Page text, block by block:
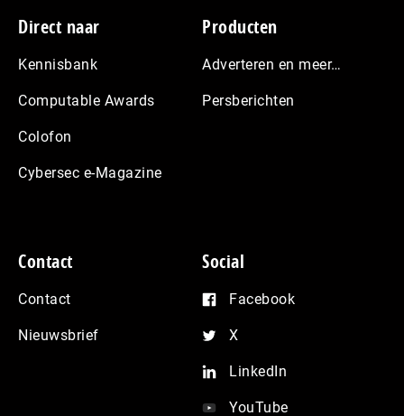
Footer
Direct naar
Kennisbank
Computable Awards
Colofon
Cybersec e-Magazine
Producten
Adverteren en meer…
Persberichten
Contact
Contact
Nieuwsbrief
Social
Facebook
X
LinkedIn
YouTube